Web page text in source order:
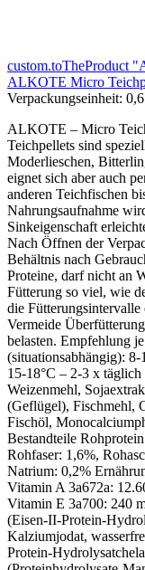
custom.toTheProduct
ALKOTE Micro
Verpackungseinheit:
ALKOTE – Micro
Teichpellets sind
Moderlieschen,
eignet sich aber auch
anderen Teichfischen
Nahrungsaufnahme
Sinkeigenschaft
Nach Öffnen der
Behältnis nach
Proteine, darf nicht an
Fütterung so viel, wie
die Fütterungsintervalle
Vermeide
belasten. Empfehlung
(situationsabhängig):
15-18°C – 2-3 x
Weizenmehl,
(Geflügel), Fischmehl,
Fischöl,
Bestandteile
Rohfaser: 1,6%,
Natrium: 0,2%
Vitamin A 3a672a:
Vitamin E 3a700: 240
(Eisen-II-Protein-
Kalziumjodat,
Protein-